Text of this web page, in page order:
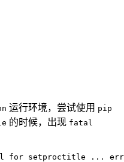
运行环境，尝试使用 pip
的时候，出现 fatal
for setproctitle ...